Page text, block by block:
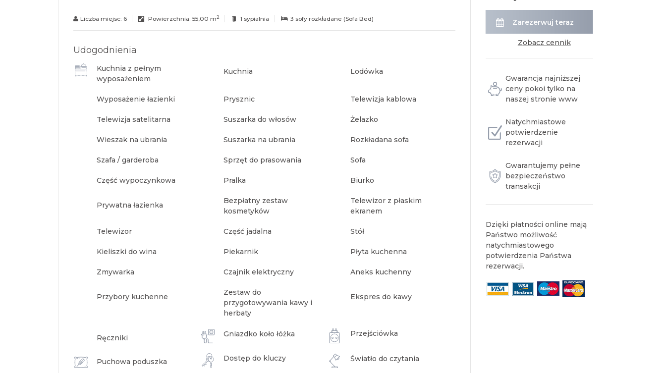
Liczba miejsc: 6 Powierzchnia: 55,00 m2 1 sypialnia 3 sofy rozkładane (Sofa Bed)
Udogodnienia
Kuchnia z pełnym
wyposażeniem
Kuchnia Lodówka
Wyposażenie łazienki Prysznic Telewizja kablowa
Telewizja satelitarna Suszarka do włosów Żelazko
Wieszak na ubrania Suszarka na ubrania Rozkładana sofa
Szafa / garderoba Sprzęt do prasowania Sofa
Część wypoczynkowa Pralka Biurko
Prywatna łazienka
Bezpłatny zestaw
kosmetyków
Telewizor z płaskim
ekranem
Telewizor Część jadalna Stół
Kieliszki do wina Piekarnik Płyta kuchenna
Zmywarka Czajnik elektryczny Aneks kuchenny
Przybory kuchenne
Zestaw do
przygotowywania kawy i
herbaty
Ekspres do kawy
Ręczniki Gniazdko koło łóżka Przejściówka
Puchowa poduszka Dostęp do kluczy Światło do czytania
Zarezerwuj teraz
zobacz cennik
Gwarancja najniższej
ceny pokoi tylko na
naszej stronie www
Natychmiastowe
potwierdzenie
rezerwacji
Gwarantujemy pełne
bezpieczeństwo
transakcji
Dzięki płatności online mają
Państwo możliwość
natychmiastowego
potwierdzenia Państwa
rezerwacji.